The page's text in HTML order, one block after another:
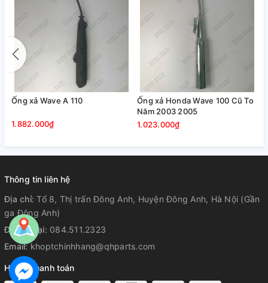
Ống xả Wave A 110
1.882.000₫
Ống xả Honda Wave 100 Cũ To
Năm 2003 2005
1.023.000₫
Thông tin liên hệ
Địa chỉ:Tổ 8, Thị trấn Đông Anh, Huyện Đông Anh, Hà Nội (Gần
ga Đông Anh)
Điện thoại: 084.511.2323
Email:khoptchinhhang@qhparts.com
Hỗ trợ thanh toán